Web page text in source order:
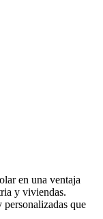
en una ventaja
y viviendas.
personalizadas que